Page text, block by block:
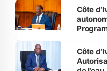
et
Côte
Côte